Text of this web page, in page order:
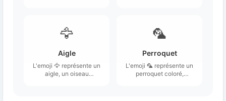
🦅
Aigle
L'emoji 🦅 représente un
aigle, un oiseau
🦜
Perroquet
L'emoji 🦜 représente un
perroquet coloré,